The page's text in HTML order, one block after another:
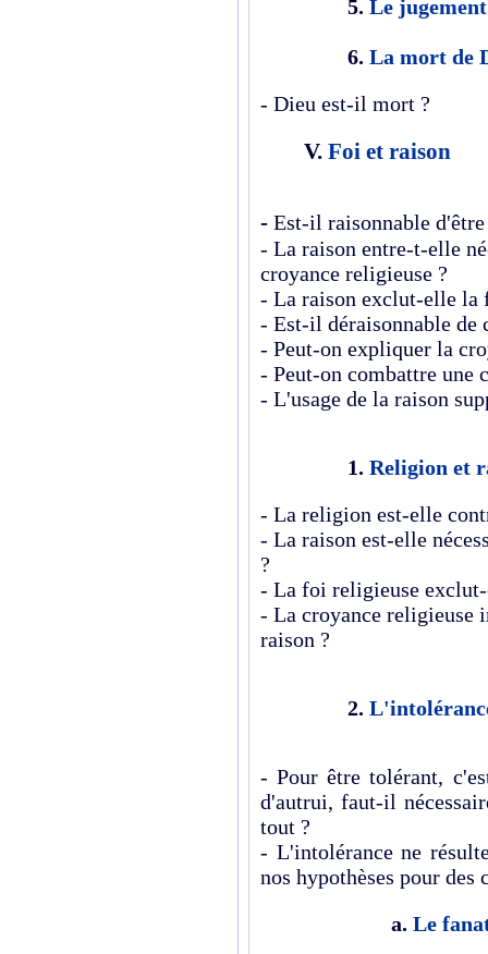
5. Le
6. La mort de
- Dieu est-il mort ?
V. Foi et raison
- Est-il raisonnable
- La raison entre-t-elle
croyance religieuse ?
- La raison exclut-elle la
- Est-il déraisonnable de
- Peut-on expliquer la
- Peut-on combattre une
- L'usage de la raison
1. Religion et
- La religion est-elle
- La raison est-elle
?
- La foi religieuse
- La croyance religieuse
raison ?
2.
- Pour être tolérant,
d'autrui, faut-il
tout ?
- L'intolérance ne
nos hypothèses pour des
a. Le